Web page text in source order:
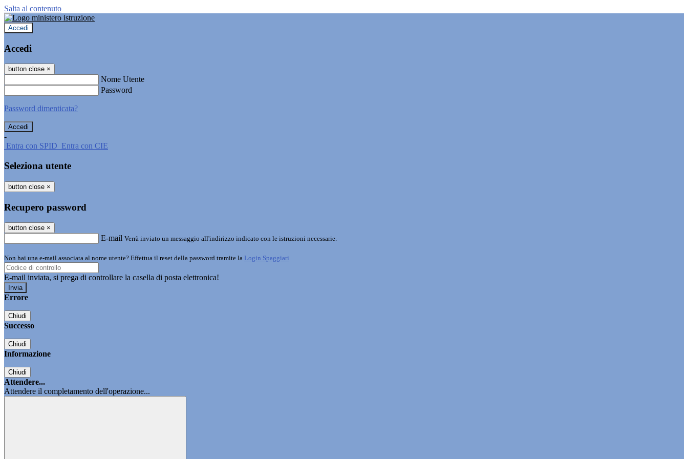
Salta al contenuto
Accedi
Accedi
button close ×
Nome Utente
Password
Password dimenticata?
-
Entra con SPID Entra con CIE
Seleziona utente
button close ×
Recupero password
button close ×
E-mail Verrà inviato un messaggio all'indirizzo indicato con le istruzioni necessarie.
Non hai una e-mail associata al nome utente? Effettua il reset della password tramite la Login Spaggiari
E-mail inviata, si prega di controllare la casella di posta elettronica!
Errore
Chiudi
Successo
Chiudi
Informazione
Chiudi
Attendere...
Attendere il completamento dell'operazione...